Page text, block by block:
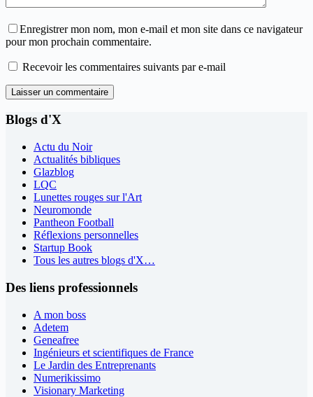
Enregistrer mon nom, mon e-mail et mon site dans ce navigateur
pour mon prochain commentaire.
Recevoir les commentaires suivants par e-mail
Laisser un commentaire
Blogs d'X
Actu du Noir
Actualités bibliques
Glazblog
LQC
Lunettes rouges sur l'Art
Neuromonde
Pantheon Football
Réflexions personnelles
Startup Book
Tous les autres blogs d'X…
Des liens professionnels
A mon boss
Adetem
Geneafree
Ingénieurs et scientifiques de France
Le Jardin des Entreprenants
Numerikissimo
Visionary Marketing